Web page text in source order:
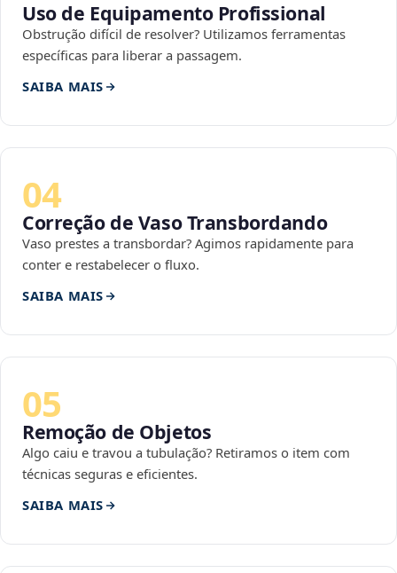
Uso de Equipamento Profissional
Obstrução difícil de resolver? Utilizamos ferramentas
específicas para liberar a passagem.
SAIBA MAIS
04
Correção de Vaso Transbordando
Vaso prestes a transbordar? Agimos rapidamente para
conter e restabelecer o fluxo.
SAIBA MAIS
05
Remoção de Objetos
Algo caiu e travou a tubulação? Retiramos o item com
técnicas seguras e eficientes.
SAIBA MAIS